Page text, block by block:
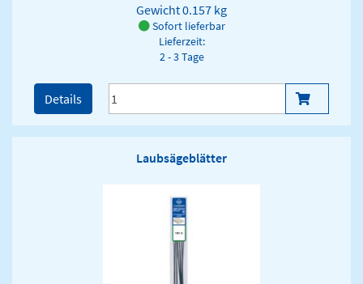
Gewicht0.157 kg
Sofort lieferbar
Lieferzeit:
2 - 3 Tage
Details
Laubsägeblätter